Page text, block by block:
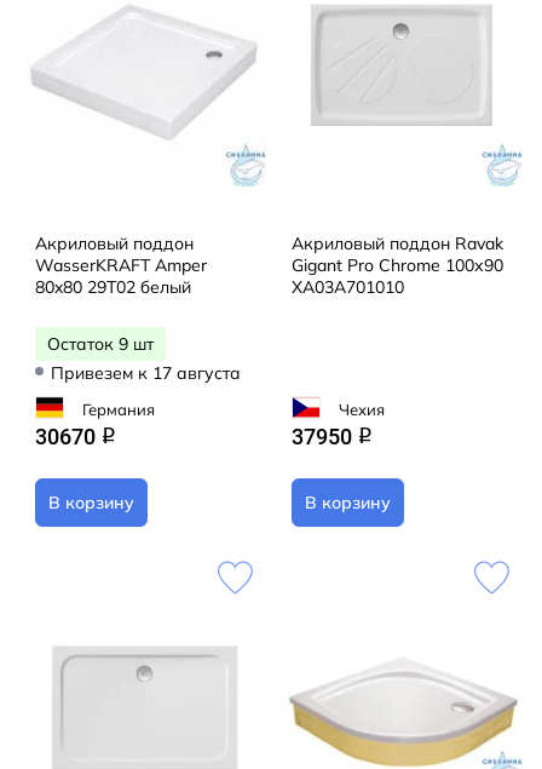
Акриловый поддон
WasserKRAFT Amper
80x80 29T02 белый
Остаток 9 шт
Привезем к 17 августа
Германия
30670 q
В корзину
Акриловый поддон Ravak
Gigant Pro Chrome 100х90
XA03A701010
Чехия
37950 q
В корзину